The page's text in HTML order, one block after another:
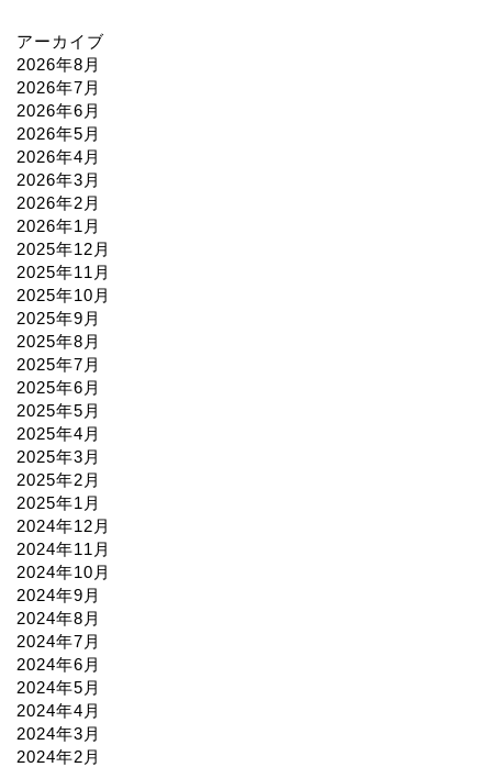
アーカイブ
2026年8月
2026年7月
2026年6月
2026年5月
2026年4月
2026年3月
2026年2月
2026年1月
2025年12月
2025年11月
2025年10月
2025年9月
2025年8月
2025年7月
2025年6月
2025年5月
2025年4月
2025年3月
2025年2月
2025年1月
2024年12月
2024年11月
2024年10月
2024年9月
2024年8月
2024年7月
2024年6月
2024年5月
2024年4月
2024年3月
2024年2月